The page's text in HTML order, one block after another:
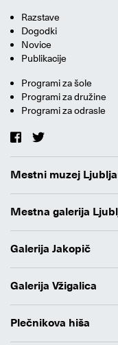
Razstave
Dogodki
Novice
Publikacije
Programi za šole
Programi za družine
Programi za odrasle
Mestni muzej
Mestna galerija
Galerija Jakopič
Galerija Vžigalica
Plečnikova hiša